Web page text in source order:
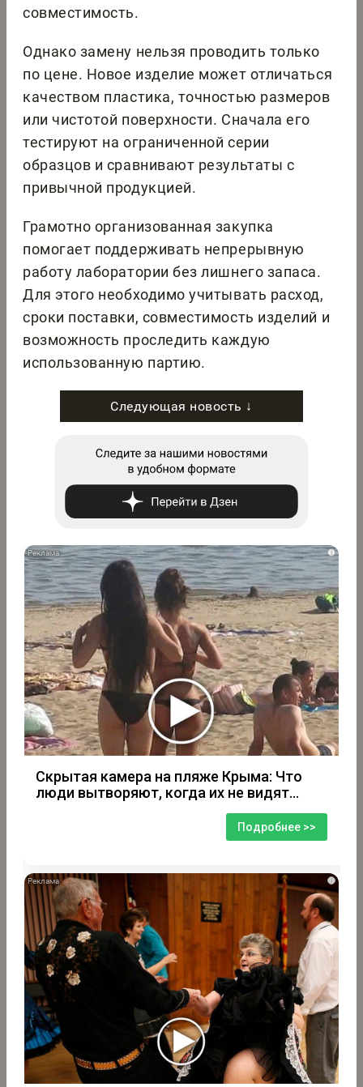
совместимость.
Однако замену нельзя проводить только
по цене. Новое изделие может отличаться
качеством пластика, точностью размеров
или чистотой поверхности. Сначала его
тестируют на ограниченной серии
образцов и сравнивают результаты с
привычной продукцией.
Грамотно организованная закупка
помогает поддерживать непрерывную
работу лаборатории без лишнего запаса.
Для этого необходимо учитывать расход,
сроки поставки, совместимость изделий и
возможность проследить каждую
использованную партию.
Следующая новость ↓
i
Скрытая камера на пляже Крыма: Что
люди вытворяют, когда их не видят...
Подробнее >>
i